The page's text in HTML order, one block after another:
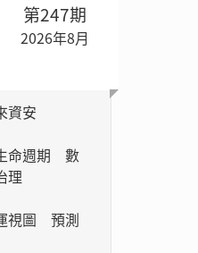
第247期
2026年8月
資安
命週期 數
理
視圖 預測